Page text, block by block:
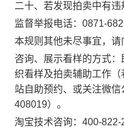
二十、若发现拍卖中有违
监督举报电话： 0871-
本规则其他未尽事宜，请
咨询、展示看样的方式
织看样及拍卖辅助工作（
站自助预约、或关注微
408019）。
淘宝技术咨询： 400-822-